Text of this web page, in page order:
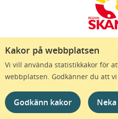
Kakor på webbplatsen
Vi vill använda statistikkakor för
webbplatsen. Godkänner du att
Godkänn kakor
Region Skåne finns till för
ska må bra och känna
gränslösa samarbeten
bästa förutsättningar för
näringsliv, kollektivtrafik,
sjukvård – i Skåne.